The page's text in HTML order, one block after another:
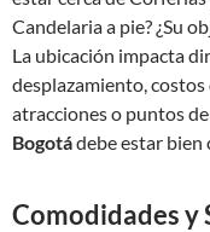
Candelaria a pie? ¿Su
La ubicación impacta
desplazamiento,
atracciones o puntos
Bogotádebe estar bien
Comodidades y